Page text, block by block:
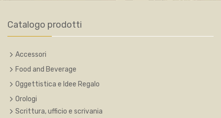
Catalogo prodotti
Accessori
Food and Beverage
Oggettistica e Idee Regalo
Orologi
Scrittura, ufficio e scrivania